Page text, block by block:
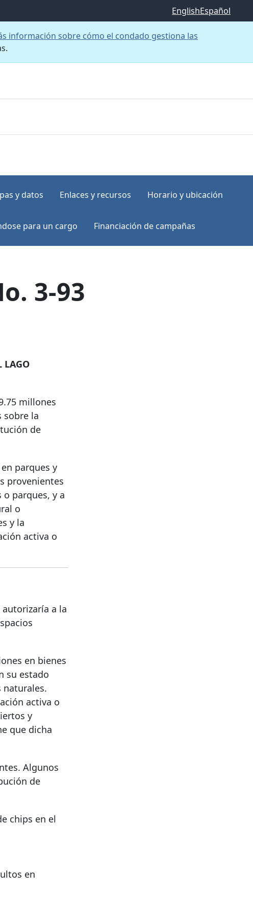
EnglishEspañol
información sobre cómo el condado gestiona las
y datos Enlaces y recursos Horario y ubicación
para un cargo Financiación de campañas
3-93
LAGO
millones
sobre la
de
parques y
provenientes
parques, y a
o
y la
activa o
a la
en bienes
su estado
naturales.
activa o
y
que dicha
Algunos
de
chips en el
en